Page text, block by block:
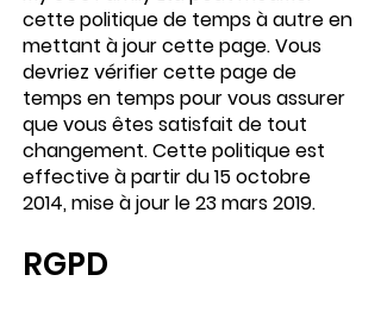
cette politique de temps à autre en
mettant à jour cette page. Vous
devriez vérifier cette page de
temps en temps pour vous assurer
que vous êtes satisfait de tout
changement. Cette politique est
effective à partir du 15 octobre
2014, mise à jour le 23 mars 2019.
RGPD